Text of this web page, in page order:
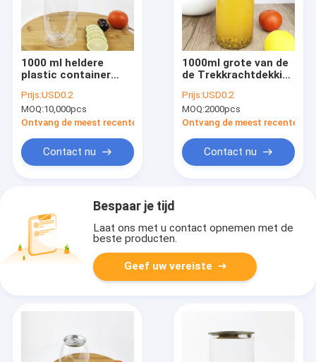
1000 ml heldere
plastic container
trekken deksel,
bewaren sappen en
dranken
Prijs:USD0.2
MOQ:10,000pcs
Ontvang de meest recente Prijs
Contact nu
1000ml grote van de
de Trekkrachtdekking
Containerflessen
Gemakkelijke de
Theemelk
Prijs:USD0.2
MOQ:2000pcs
Ontvang de meest recente
Contact nu
Bespaar je tijd
Laat ons met u contact opnemen met de
beste producten.
Geef uw vereiste